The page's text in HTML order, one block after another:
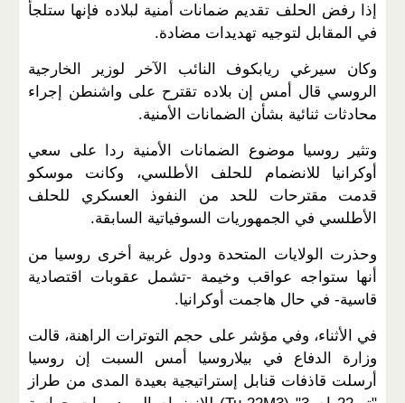
إذا رفض الحلف تقديم ضمانات أمنية لبلاده فإنها ستلجأ
في المقابل لتوجيه تهديدات مضادة.
وكان سيرغي ريابكوف النائب الآخر لوزير الخارجية
الروسي قال أمس إن بلاده تقترح على واشنطن إجراء
محادثات ثنائية بشأن الضمانات الأمنية.
وتثير روسيا موضوع الضمانات الأمنية ردا على سعي
أوكرانيا للانضمام للحلف الأطلسي، وكانت موسكو
قدمت مقترحات للحد من النفوذ العسكري للحلف
الأطلسي في الجمهوريات السوفياتية السابقة.
وحذرت الولايات المتحدة ودول غربية أخرى روسيا من
أنها ستواجه عواقب وخيمة -تشمل عقوبات اقتصادية
قاسية- في حال هاجمت أوكرانيا.
في الأثناء، وفي مؤشر على حجم التوترات الراهنة، قالت
وزارة الدفاع في بيلاروسيا أمس السبت إن روسيا
أرسلت قاذفات قنابل إستراتيجية بعيدة المدى من طراز